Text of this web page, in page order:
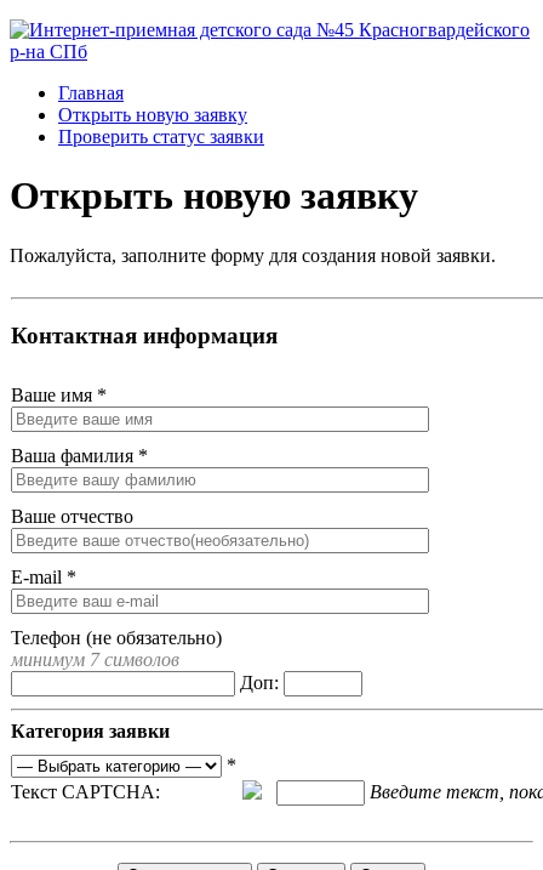
Главная
Открыть новую заявку
Проверить статус заявки
Открыть новую заявку
Пожалуйста, заполните форму для создания новой заявки.
Контактная информация
Ваше имя *
Ваша фамилия *
Ваше отчество
E-mail *
Телефон (не обязательно)
минимум 7 символов
Доп:
Категория заявки
*
Текст CAPTCHA:
Введите текст,